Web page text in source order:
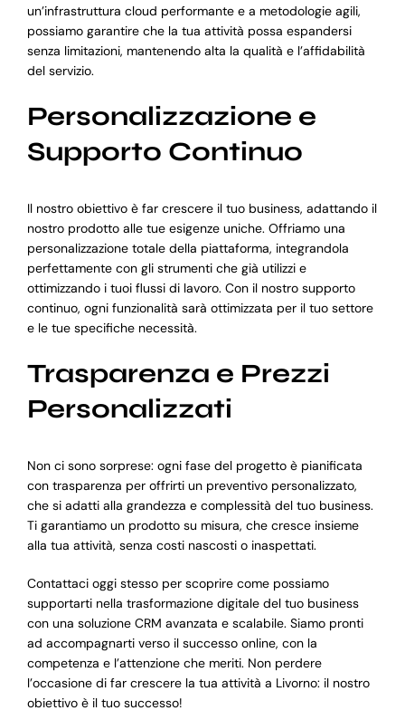
un’infrastruttura cloud performante e a metodologie agili,
possiamo garantire che la tua attività possa espandersi
senza limitazioni, mantenendo alta la qualità e l’affidabilità
del servizio.
Personalizzazione e
Supporto Continuo
Il nostro obiettivo è far crescere il tuo business, adattando il
nostro prodotto alle tue esigenze uniche. Offriamo una
personalizzazione totale della piattaforma, integrandola
perfettamente con gli strumenti che già utilizzi e
ottimizzando i tuoi flussi di lavoro. Con il nostro supporto
continuo, ogni funzionalità sarà ottimizzata per il tuo settore
e le tue specifiche necessità.
Trasparenza e Prezzi
Personalizzati
Non ci sono sorprese: ogni fase del progetto è pianificata
con trasparenza per offrirti un preventivo personalizzato,
che si adatti alla grandezza e complessità del tuo business.
Ti garantiamo un prodotto su misura, che cresce insieme
alla tua attività, senza costi nascosti o inaspettati.
Contattaci oggi stesso per scoprire come possiamo
supportarti nella trasformazione digitale del tuo business
con una soluzione CRM avanzata e scalabile. Siamo pronti
ad accompagnarti verso il successo online, con la
competenza e l’attenzione che meriti. Non perdere
l’occasione di far crescere la tua attività a Livorno: il nostro
obiettivo è il tuo successo!